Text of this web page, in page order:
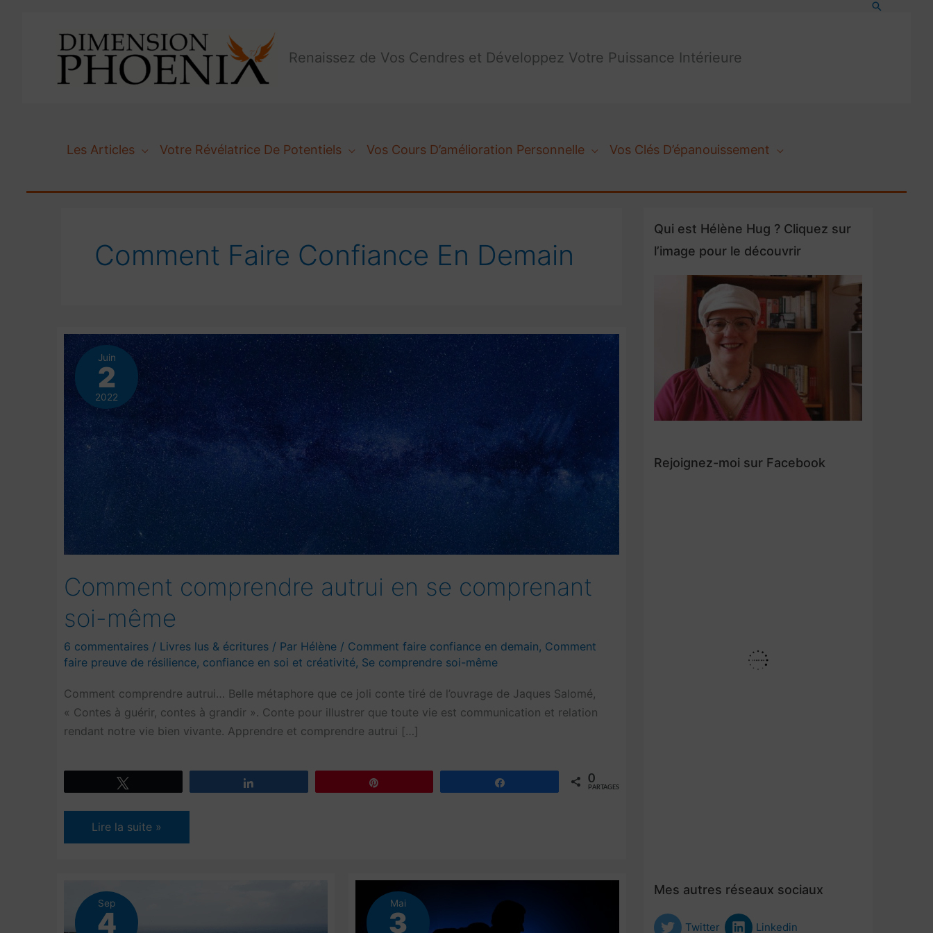
Renaissez de Vos Cendres et Développez Votre Puissance Intérieure
Les Articles Votre Révélatrice De Potentiels Vos Cours D’amélioration Personnelle Vos Clés D’épanouissement
Comment Faire Confiance En Demain
Juin
2
2022
Comment comprendre autrui en se comprenant
soi-même
6 commentaires / Livres lus & écritures / Par Hélène / Comment faire confiance en demain, Comment
faire preuve de résilience, confiance en soi et créativité, Se comprendre soi-même
Comment comprendre autrui… Belle métaphore que ce joli conte tiré de l’ouvrage de Jaques Salomé,
« Contes à guérir, contes à grandir ». Conte pour illustrer que toute vie est communication et relation
rendant notre vie bien vivante. Apprendre et comprendre autrui […]
0
PARTAGES
Comment
comprendre
se
comprenant
Lire la suite »
Sep
4
Mai
3
Qui est Hélène Hug ? Cliquez sur
l’image pour le découvrir
Rejoignez-moi sur Facebook
Mes autres réseaux sociaux
Twitter Linkedin